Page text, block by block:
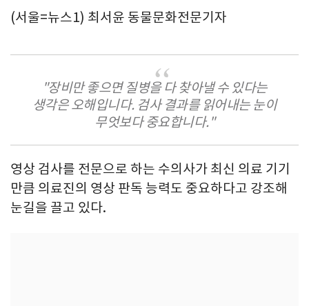
(서울=뉴스1) 최서윤 동물문화전문기자
"장비만 좋으면 질병을 다 찾아낼 수 있다는
생각은 오해입니다. 검사 결과를 읽어내는 눈이
무엇보다 중요합니다."
영상 검사를 전문으로 하는 수의사가 최신 의료 기기
만큼 의료진의 영상 판독 능력도 중요하다고 강조해
눈길을 끌고 있다.